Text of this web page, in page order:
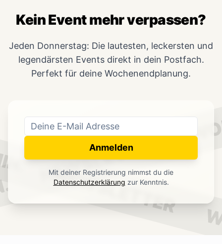
NEWSLETTER
NEWSLETTER
Kein Event mehr verpassen?
Jeden Donnerstag: Die lautesten, leckersten und
legendärsten Events direkt in dein Postfach.
Perfekt für deine Wochenendplanung.
Anmelden
Mit deiner Registrierung nimmst du die
Datenschutzerklärung zur Kenntnis.